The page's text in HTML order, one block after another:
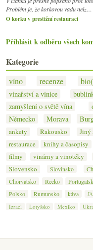
Problém je, že korkovou vadu nelz…
O korku v prestižní restauraci
Přihlásit k odběru všech
Kategorie
víno recenze
vinařství a vinice
zamyšlení o světě vína
Německo
Morava
ankety
Rakousko Jiný
restaurace
knihy a časopisy
filmy
vinárny a vinotéky
Slovensko
Slovinsko
Chorvatsko
Řecko
Polsko
Rumunsko káva
Izrael
Lotyšsko Mexiko